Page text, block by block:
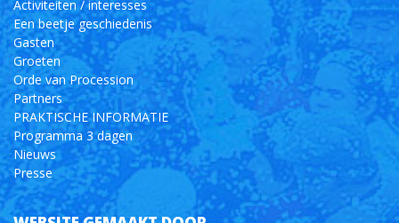
Activiteiten / interesses
Een beetje geschiedenis
Gasten
Groeten
Orde van Procession
Partners
PRAKTISCHE INFORMATIE
Programma 3 dagen
Nieuws
Presse